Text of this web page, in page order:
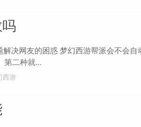
解决网友的困惑 梦幻西游帮派会不会
第二种就...
西游